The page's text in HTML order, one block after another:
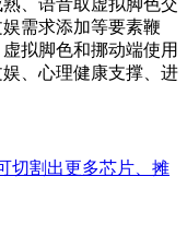
、语音取虚拟脚色交
需求添加等要素鞭
拟脚色和挪动端使用
、心理健康支撑、进
切割出更多芯片、摊